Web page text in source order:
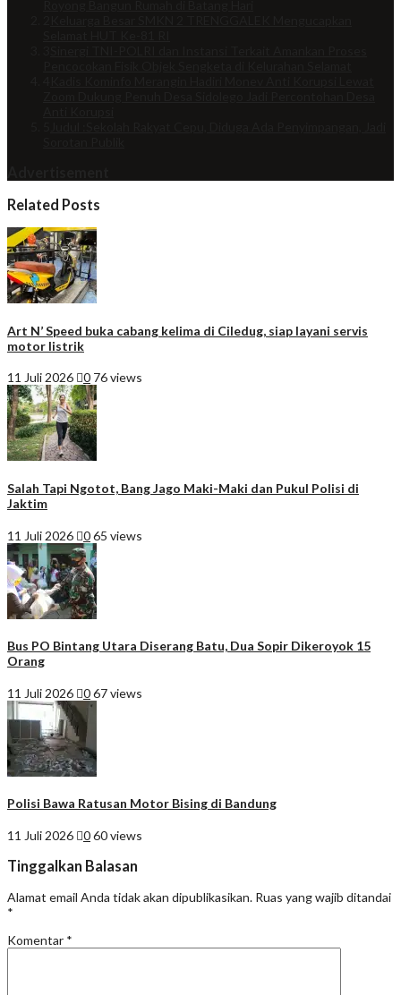
Related Posts
Art N’ Speed buka cabang kelima di Ciledug, siap layani servis
motor listrik
11 Juli 2026 0 76 views
Salah Tapi Ngotot, Bang Jago Maki-Maki dan Pukul Polisi di
Jaktim
11 Juli 2026 065 views
Bus PO Bintang Utara Diserang Batu, Dua Sopir Dikeroyok 15
Orang
11 Juli 2026 067 views
Polisi Bawa Ratusan Motor Bising di Bandung
11 Juli 2026 060 views
Tinggalkan Balasan
Alamat email Anda tidak akan dipublikasikan. Ruas yang wajib ditandai
*
Komentar *